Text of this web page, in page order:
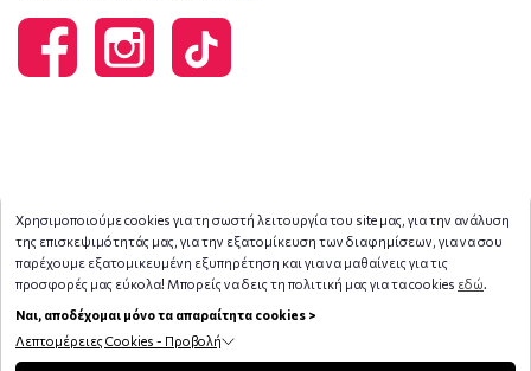
Χρησιμοποιούμε cookies για τη σωστή λειτουργία του site μας, για την ανάλυση
της επισκεψιμότητάς μας, για την εξατομίκευση των διαφημίσεων, για να σου
παρέχουμε εξατομικευμένη εξυπηρέτηση και για να μαθαίνεις για τις
προσφορές μας εύκολα! Μπορείς να δεις τη πολιτική μας για τα cookies εδώ.
Ναι, αποδέχομαι μόνο τα απαραίτητα cookies >
Λεπτομέρειες Cookies - Προβολή
Copyright © 2026smile-pharmacy.gr